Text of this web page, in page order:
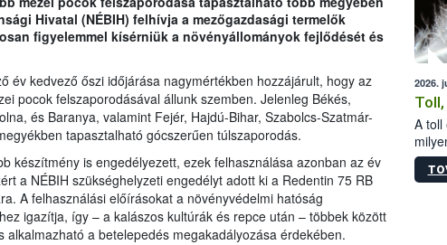
Hivatal (NÉBIH) felhívja a mezőgazdasági termelők
figyelemmel kísérniük a növényállományok fejlődését és
év kedvező őszi időjárása nagymértékben hozzájárult, hogy az
pocok felszaporodásával állunk szemben. Jelenleg Békés,
és Baranya, valamint Fejér, Hajdú-Bihar, Szabolcs-Szatmár-
tapasztalható gócszerűen túlszaporodás.
készítmény is engedélyezett, ezek felhasználása azonban az év
a NÉBIH szükséghelyzeti engedélyt adott ki a Redentin 75 RB
A felhasználási előírásokat a növényvédelmi hatóság
igazítja, így – a kalászos kultúrák és repce után – többek között
a betelepedés megakadályozása érdekében.
2026.
A toll